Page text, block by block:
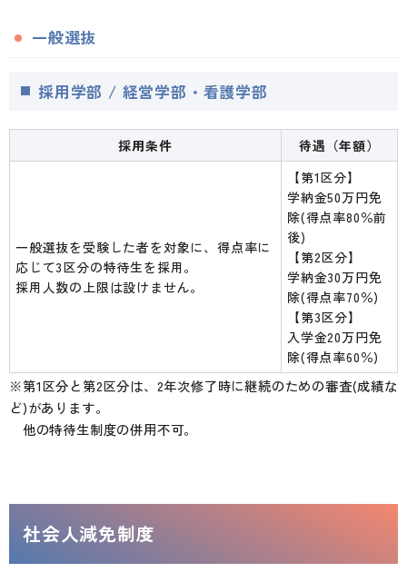
一般選抜
採用学部 / 経営学部・看護学部
採用条件 待遇（年額）
一般選抜を受験した者を対象に、得点率に
応じて3区分の特待生を採用。
採用人数の上限は設けません。
【第1区分】
学納金50万円免
除(得点率80％前
後)
【第2区分】
学納金30万円免
除(得点率70％)
【第3区分】
入学金20万円免
除(得点率60％)
※第1区分と第2区分は、2年次修了時に継続のための審査(成績な
ど)があります。
他の特待生制度の併用不可。
社会人減免制度